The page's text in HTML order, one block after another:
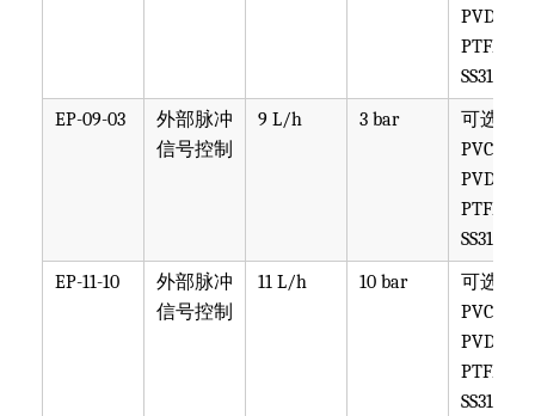
PVDF,
PTFE,
SS316
EP-09-03
外部脉冲
信号控制
9 L/h 3 bar
可选
PVC,
PVDF,
PTFE,
SS316
EP-11-10
外部脉冲
信号控制
11 L/h 10 bar
可选
PVC,
PVDF,
PTFE,
SS316